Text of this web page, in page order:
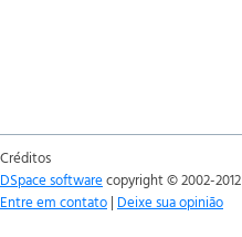
Créditos
DSpace softwarecopyright © 2002-2012
Entre em contato | Deixe sua opinião